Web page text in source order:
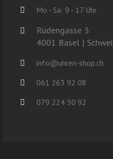
Mo - Sa: 9 - 17 Uhr
Rüdengasse 3
4001 Basel |
info@uhren-shop.ch
061 263 92 08
079 224 30 92